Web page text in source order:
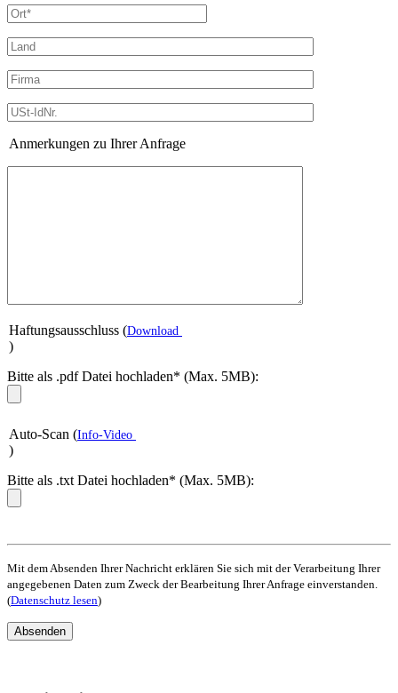
Anmerkungen zu Ihrer Anfrage
Haftungsausschluss (Download
)
Bitte als .pdf Datei hochladen* (Max. 5MB):
Auto-Scan (Info-Video
)
Bitte als .txt Datei hochladen* (Max. 5MB):
Mit dem Absenden Ihrer Nachricht erklären Sie sich mit der Verarbeitung Ihrer
angegebenen Daten zum Zweck der Bearbeitung Ihrer Anfrage einverstanden.
(Datenschutz lesen)